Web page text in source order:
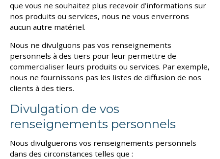
que vous ne souhaitez plus recevoir d’informations sur
nos produits ou services, nous ne vous enverrons
aucun autre matériel.
Nous ne divulguons pas vos renseignements
personnels à des tiers pour leur permettre de
commercialiser leurs produits ou services. Par exemple,
nous ne fournissons pas les listes de diffusion de nos
clients à des tiers.
Divulgation de vos
renseignements personnels
Nous divulguerons vos renseignements personnels
dans des circonstances telles que :